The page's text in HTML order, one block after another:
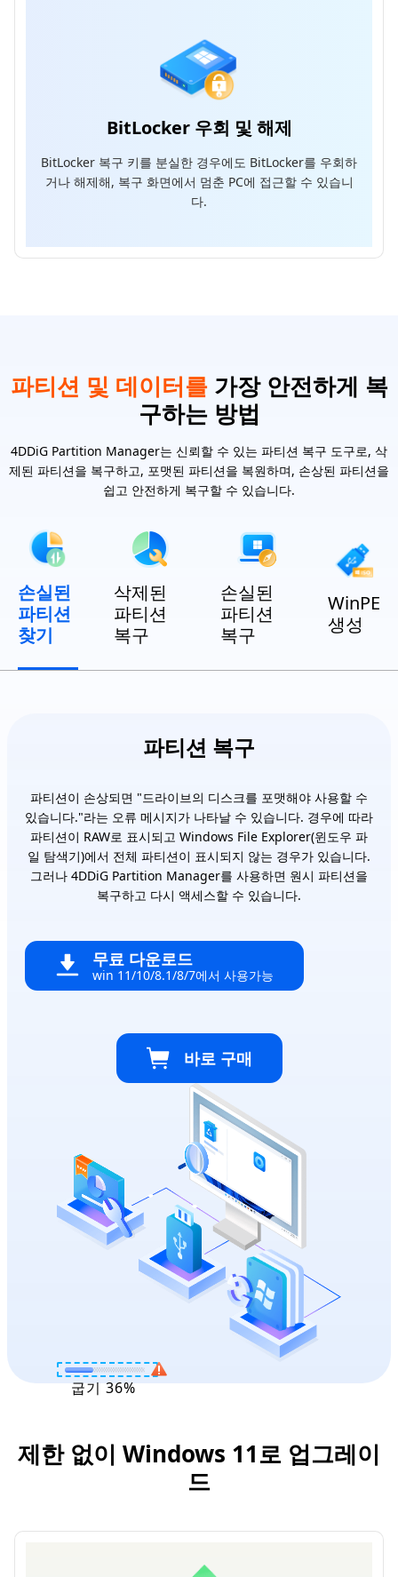
BitLocker 우회 및 해제
BitLocker 복구 키를 분실한 경우에도 BitLocker를 우회하
거나 해제해, 복구 화면에서 멈춘 PC에 접근할 수 있습니
다.
파티션 및 데이터를 가장 안전하게 복
구하는 방법
4DDiG Partition Manager는 신뢰할 수 있는 파티션 복구 도구로, 삭
제된 파티션을 복구하고, 포맷된 파티션을 복원하며, 손상된 파티션을
쉽고 안전하게 복구할 수 있습니다.
손실된
파티션
찾기
삭제된
파티션
복구
손실된
파티션
복구
WinPE
생성
파티션 복구
파티션이 손상되면 "드라이브의 디스크를 포맷해야 사용할 수
있습니다."라는 오류 메시지가 나타날 수 있습니다. 경우에 따라
파티션이 RAW로 표시되고 Windows File Explorer(윈도우 파
일 탐색기)에서 전체 파티션이 표시되지 않는 경우가 있습니다.
그러나 4DDiG Partition Manager를 사용하면 원시 파티션을
복구하고 다시 액세스할 수 있습니다.
무료 다운로드
win 11/10/8.1/8/7에서 사용가능
바로 구매
굽기36%
제한 없이 Windows 11로 업그레이
드